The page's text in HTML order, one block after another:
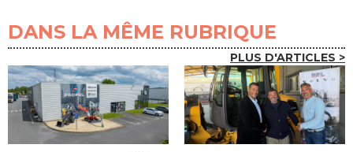
DANS LA MÊME RUBRIQUE
PLUS D'ARTICLES >